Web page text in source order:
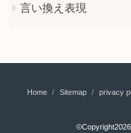
言い換え表現
Home Sitemap privacy